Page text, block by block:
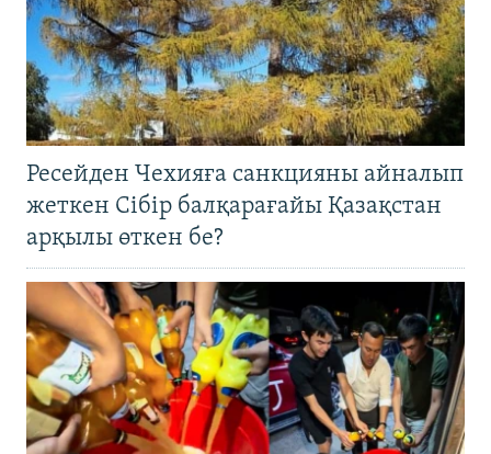
Ресейден Чехияға санкцияны айналып
жеткен Сібір балқарағайы Қазақстан
арқылы өткен бе?